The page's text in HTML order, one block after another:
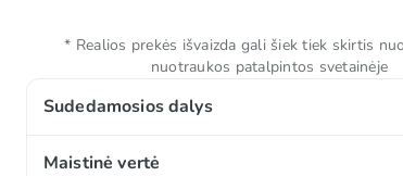
Sudedamosios dalys
Gliukozės sirupas, cukrus, koncentruotos
Maistinė vertė
* Realios prekės išvaizda gali šiek tiek skirtis
nuotraukos patalpintos svetainėje